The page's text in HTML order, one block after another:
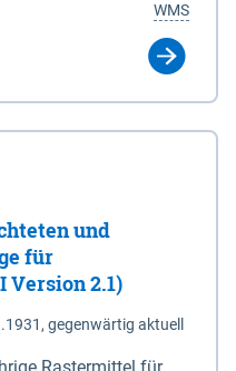
durch Widmung, die
ausspricht.
Wolfsterritorien im
WMS
und
für
Version 2.1)
gegenwärtig aktuell